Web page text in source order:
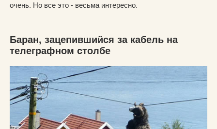
очень. Но все это - весьма интересно.
Баран, зацепившийся за кабель на
телеграфном столбе